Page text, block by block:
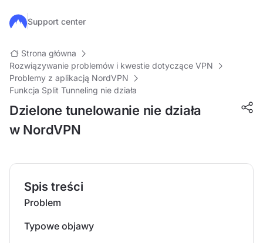
Przejdź do głównej treści
Support center
Strona główna
Rozwiązywanie problemów i kwestie dotyczące VPN
Problemy z aplikacją NordVPN
Funkcja Split Tunneling nie działa
Dzielone tunelowanie nie działa
w NordVPN
Spis treści
Problem
Typowe objawy